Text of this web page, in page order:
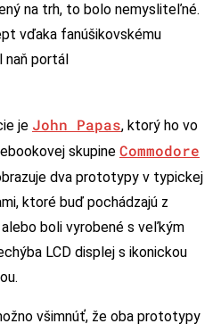
na trh, to bolo nemysliteľné.
vďaka fanúšikovskému
naň portál
je John Papas, ktorý ho vo
skupine Commodore
dva prototypy v typickej
ktoré buď pochádzajú z
boli vyrobené s veľkým
LCD displej s ikonickou
všimnúť, že oba prototypy